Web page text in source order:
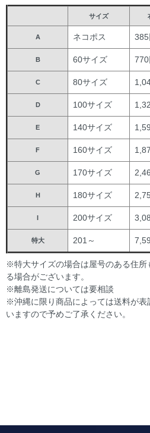
サイズ
A ネコポス 385
B 60サイズ 770
C 80サイズ
D 100サイズ
E 140サイズ
F 160サイズ
G 170サイズ
H 180サイズ
I 200サイズ
特大 201～
※特大サイズの場合は屋号のある住所
る場合がございます。
※離島発送については要相談
※沖縄に限り商品によっては送料が表
いますので予めご了承ください。